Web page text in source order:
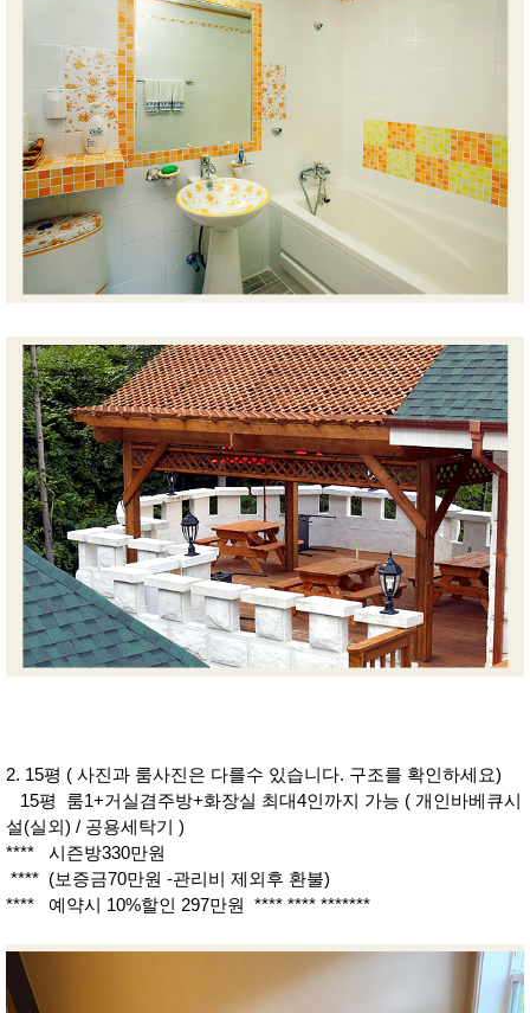
2. 15평 ( 사진과 룸사진은 다를수 있습니다. 구조를 확인하세요)
15평 룸1+거실겸주방+화장실 최대4인까지 가능 ( 개인바베큐시
설(실외) / 공용세탁기 )
**** 시즌방330만원
**** (보증금70만원 -관리비 제외후 환불)
**** 예약시 10%할인 297만원 **** **** *******